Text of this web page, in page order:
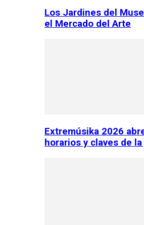
Los Jardines del
el Mercado del Arte
Extremúsika 2026
horarios y claves de